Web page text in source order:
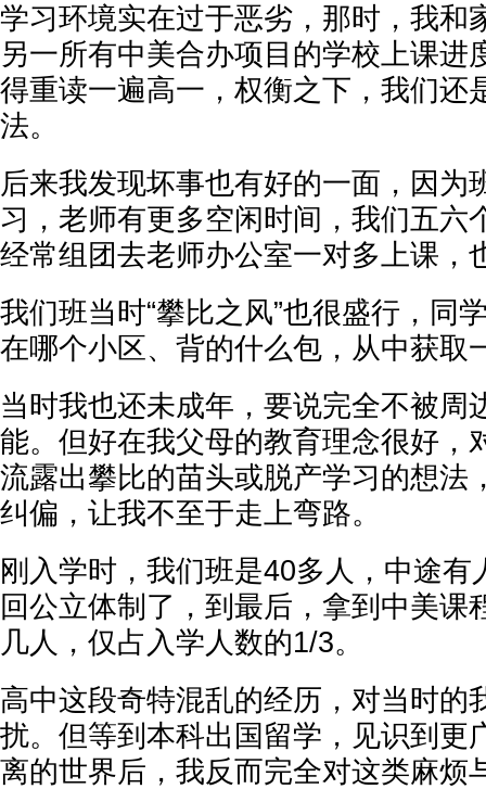
学习环境实在过于恶劣，那时，我和
另一所有中美合办项目的学校上课进
得重读一遍高一，权衡之下，我们还
法。
后来我发现坏事也有好的一面，因为
习，老师有更多空闲时间，我们五六
经常组团去老师办公室一对多上课，
我们班当时“攀比之风”也很盛行，同
在哪个小区、背的什么包，从中获取
当时我也还未成年，要说完全不被周
能。但好在我父母的教育理念很好，
流露出攀比的苗头或脱产学习的想法
纠偏，让我不至于走上弯路。
刚入学时，我们班是40多人，中途有
回公立体制了，到最后，拿到中美课
几人，仅占入学人数的1/3。
高中这段奇特混乱的经历，对当时的
扰。但等到本科出国留学，见识到更
离的世界后，我反而完全对这类麻烦